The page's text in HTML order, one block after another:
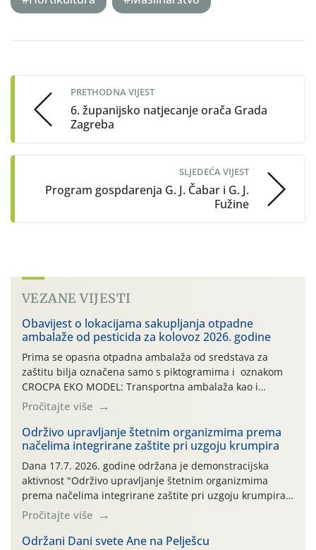
navigation
PRETHODNA VIJEST
6. županijsko natjecanje orača Grada
Zagreba
SLJEDEĆA VIJEST
Program gospdarenja G. J. Čabar i G. J.
Fužine
VEZANE VIJESTI
Obavijest o lokacijama sakupljanja otpadne
ambalaže od pesticida za kolovoz 2026. godine
Prima se opasna otpadna ambalaža od sredstava za
zaštitu bilja označena samo s piktogramima i oznakom
CROCPA EKO MODEL: Transportna ambalaža kao i
ambalaža drugih proizvoda koji nisu sredstva za zaštitu
bilja (npr. ambalaža od mineralnih gnojiva,) se ne
prihvaća. Korisnicima je osiguran besplatni povrat
prazne ambalaže isključivo ovih tvrtki: AGROCHEM-MAKS,
AGRONOM, ALBAUGH TKI* (PINUS […]
Pročitajte više
Održivo upravljanje štetnim organizmima prema
načelima integrirane zaštite pri uzgoju krumpira
Dana 17.7. 2026. godine održana je demonstracijska
aktivnost "Održivo upravljanje štetnim organizmima
prema načelima integrirane zaštite pri uzgoju krumpira"
na pokusnom polju "Poredje", kraj naselja Belica (ARKOD
parcela ID 2445031) (središnji dio Međimurske županije).
Pročitajte više
Održani Dani svete Ane na Pelješcu